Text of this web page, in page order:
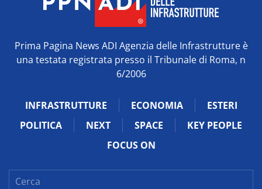
Prima Pagina News ADI Agenzia delle Infrastrutture è
una testata registrata presso il Tribunale di Roma, n
6/2006
INFRASTRUTTURE ECONOMIA
ESTERI
POLITICA
NEXT SPACE
KEY PEOPLE
FOCUS ON